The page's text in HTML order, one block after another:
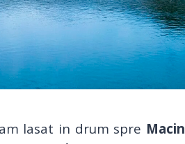
lasat in drum spre Macin